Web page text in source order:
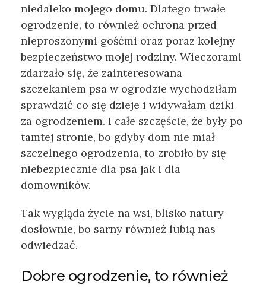
niedaleko mojego domu. Dlatego trwałe
ogrodzenie, to również ochrona przed
nieproszonymi gośćmi oraz poraz kolejny
bezpieczeństwo mojej rodziny. Wieczorami
zdarzało się, że zainteresowana
szczekaniem psa w ogrodzie wychodziłam
sprawdzić co się dzieje i widywałam dziki
za ogrodzeniem. I całe szczęście, że były po
tamtej stronie, bo gdyby dom nie miał
szczelnego ogrodzenia, to zrobiło by się
niebezpiecznie dla psa jak i dla
domowników.
Tak wygląda życie na wsi, blisko natury
dosłownie, bo sarny również lubią nas
odwiedzać.
Dobre ogrodzenie, to również